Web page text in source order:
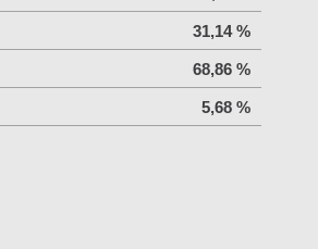
31,14 %
68,86 %
5,68 %